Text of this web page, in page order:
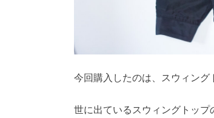
今回購入したのは、スウィング
世に出ているスウィングトッ